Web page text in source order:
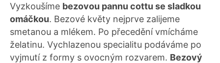
Vyzkoušíme bezovou pannu cottu se sladkou
omáčkou. Bezové květy nejprve zalijeme
smetanou a mlékem. Po přecedění vmícháme
želatinu. Vychlazenou specialitu podáváme po
vyjmutí z formy s ovocným rozvarem. Bezový